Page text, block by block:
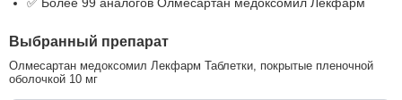
Выбранный препарат
Олмесартан медоксомил Лекфарм Таблетки, покрытые пленочной
оболочкой 10 мг